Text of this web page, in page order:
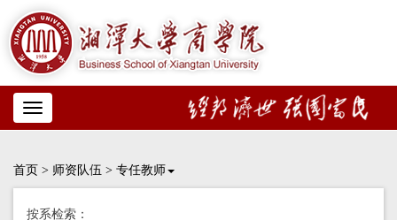
Toggle
navigation
首页 > 师资队伍 > 专任教师
按系检索：